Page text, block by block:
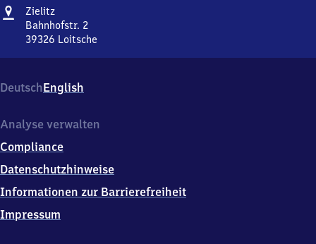
Adresse
ZielitzZielitz
Bahnhofstr. 2
39326 Loitsche
2,
3
3
6
Loitsche
DeutschEnglish
Analyse verwalten
Compliance
Datenschutzhinweise
Informationen zur Barrierefreiheit
Impressum